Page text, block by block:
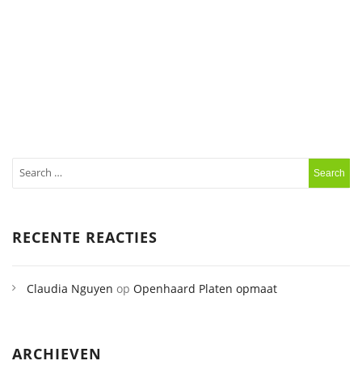
RECENTE REACTIES
Claudia Nguyen op Openhaard Platen opmaat
ARCHIEVEN